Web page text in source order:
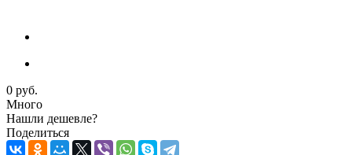
0 руб.
Много
Нашли дешевле?
Поделиться